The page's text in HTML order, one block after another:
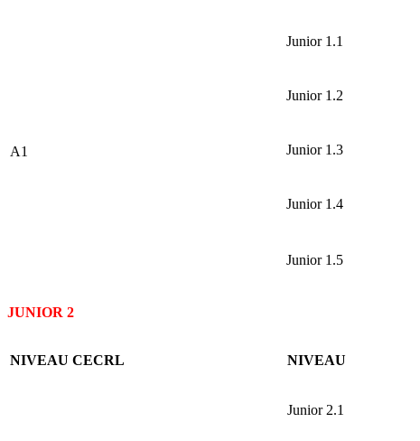
A1
Junior 1.1
Junior 1.2
Junior 1.3
Junior 1.4
Junior 1.5
JUNIOR 2
NIVEAU CECRL NIVEAU
Junior 2.1